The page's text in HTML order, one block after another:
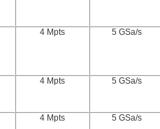
4 Mpts 5 GSa/s
4 Mpts 5 GSa/s
4 Mpts 5 GSa/s